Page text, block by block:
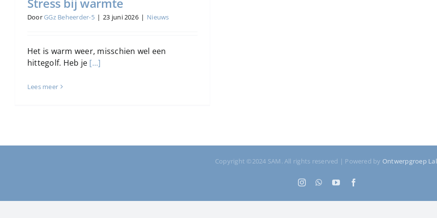
DoorGGz Beheerder-5 | 23 juni 2026 | Nieuws
Het is warm weer, misschien wel een
hittegolf. Heb je [...]
Lees meer
Copyright ©2024 SAM. All rights reserved | Powered by Ontwerpgroep
InstagramWhatsApp
YouTube